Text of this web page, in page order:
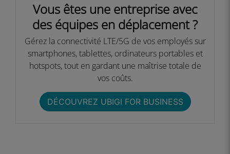
Vous êtes une entreprise avec
des équipes en déplacement ?​
Gérez la connectivité LTE/5G de vos employés sur
smartphones, tablettes, ordinateurs portables et
hotspots, tout en gardant une maîtrise totale de
vos coûts.​​
DÉCOUVREZ UBIGI FOR BUSINESS​